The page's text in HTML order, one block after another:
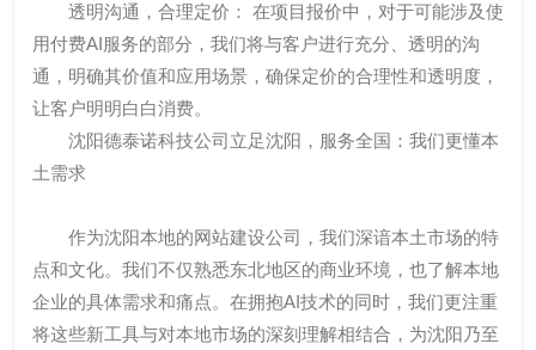
透明沟通，合理定价： 在项目报价中，对于可能涉及使
用付费AI服务的部分，我们将与客户进行充分、透明的沟
通，明确其价值和应用场景，确保定价的合理性和透明度，
让客户明明白白消费。
沈阳德泰诺科技公司立足沈阳，服务全国：我们更懂本
土需求
作为沈阳本地的网站建设公司，我们深谙本土市场的特
点和文化。我们不仅熟悉东北地区的商业环境，也了解本地
企业的具体需求和痛点。在拥抱AI技术的同时，我们更注重
将这些新工具与对本地市场的深刻理解相结合，为沈阳乃至